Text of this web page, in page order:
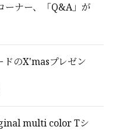
ーナー、「Q&A」が
のX'masプレゼン
multi color Tシ